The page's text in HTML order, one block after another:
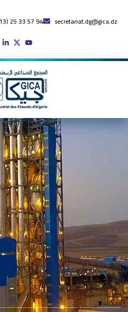
25 33 57 94 secretariat.dg@gica.dz